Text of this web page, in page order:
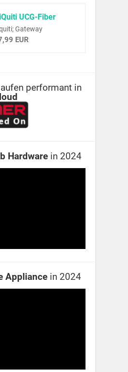
UCG-Fiber
Gateway
EUR
performant in
Hardware in 2024
Appliance in 2024